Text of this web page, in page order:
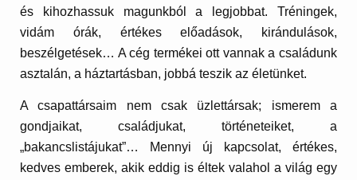
és kihozhassuk magunkból a legjobbat. Tréningek,
vidám órák, értékes előadások, kirándulások,
beszélgetések… A cég termékei ott vannak a családunk
asztalán, a háztartásban, jobbá teszik az életünket.
A csapattársaim nem csak üzlettársak; ismerem a
gondjaikat, családjukat, történeteiket, a
„bakancslistájukat”… Mennyi új kapcsolat, értékes,
kedves emberek, akik eddig is éltek valahol a világ egy